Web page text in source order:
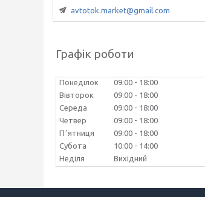
avtotok.market@gmail.com
Графік роботи
Понеділок 09:00
18:00
Вівторок
09:00
18:00
Середа
09:00
18:00
Четвер
09:00
18:00
Пʼятниця
09:00
18:00
Субота
10:00
14:00
Неділя
Вихідний